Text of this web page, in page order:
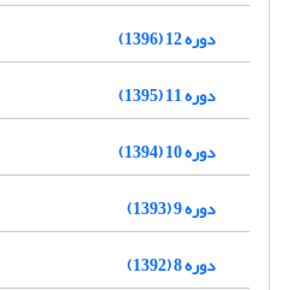
دوره 12 (1396)
دوره 11 (1395)
دوره 10 (1394)
دوره 9 (1393)
دوره 8 (1392)